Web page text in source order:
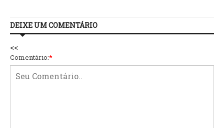
DEIXE UM COMENTÁRIO
<<
Comentário:*